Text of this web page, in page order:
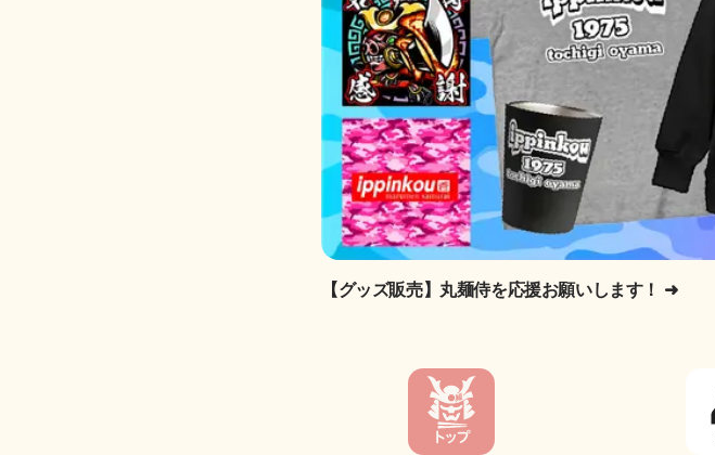
【グッズ販売】丸麺侍を応援お願いします！ ➜